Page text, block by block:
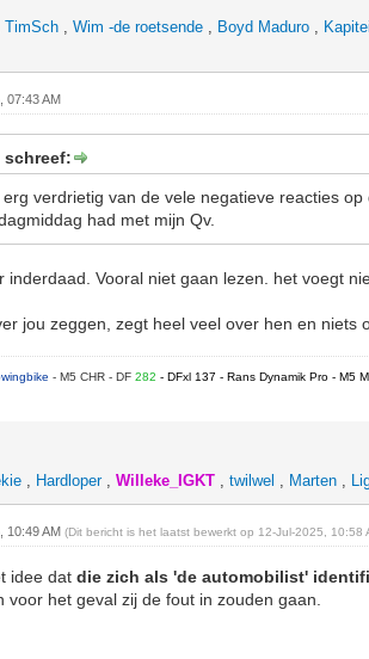
TimSch ,Wim -de roetsende , Boyd Maduro ,
07:43 AM
schreef:
erg verdrietig van de vele negatieve reacties
had met mijn Qv.
inderdaad. Vooral niet gaan lezen. het voegt
jou zeggen, zegt heel veel over hen en niets
- M5 CHR - DF282- DFxl 137 - Rans Dynamik Pro - M5
, Hardloper,Willeke_IGKT ,twilwel , Marten ,
10:49 AM(Dit bericht is het laatst bewerkt op 12-Jul-2025, 10:58
idee datdie zich als 'de automobilist'
voor het geval zij de fout in zouden gaan.